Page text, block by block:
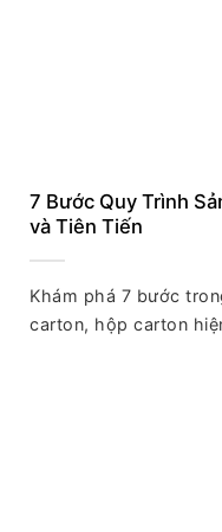
7 Bước Quy Trình
và Tiên Tiến
Khám phá 7 bước
carton, hộp carton